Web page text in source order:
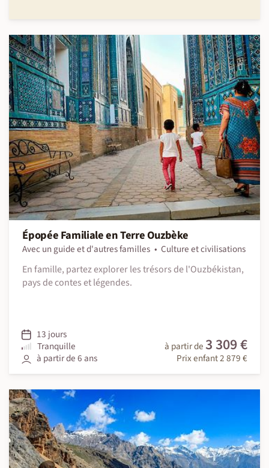
Épopée Familiale en Terre Ouzbèke
Avec un guide et d'autres familles
Culture et civilisations
En famille, partez explorer les trésors de l'Ouzbékistan,
pays de contes et légendes.
13 jours
Tranquille
à partir de 6 ans
à partir de 3 309 €
Prix enfant 2 879 €